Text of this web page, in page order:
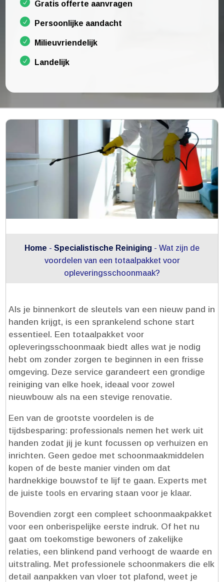
Gratis offerte aanvragen
Persoonlijke aandacht
Milieuvriendelijk
Landelijk
Home - Specialistische Reiniging - Wat zijn de
voordelen van een totaalpakket voor
opleveringsschoonmaak?
Als je binnenkort de sleutels van een nieuw pand in
handen krijgt, is een sprankelend schone start
essentieel.​ Een totaalpakket voor
opleveringsschoonmaak biedt alles wat je nodig
hebt om zonder zorgen te beginnen in een frisse
omgeving.​ Deze service garandeert een grondige
reiniging van elke hoek, ideaal voor zowel
nieuwbouw als na een stevige renovatie.​
Een van de grootste voordelen is de
tijdsbesparing: professionals nemen het werk uit
handen zodat jij je kunt focussen op verhuizen en
inrichten.​ Geen gedoe met schoonmaakmiddelen
kopen of de beste manier vinden om dat
hardnekkige bouwstof te lijf te gaan.​ Experts met
de juiste tools en ervaring staan voor je klaar.​
Bovendien zorgt een compleet schoonmaakpakket
voor een onberispelijke eerste indruk.​ Of het nu
gaat om toekomstige bewoners of zakelijke
relaties, een blinkend pand verhoogt de waarde en
uitstraling.​ Met professionele schoonmakers die elk
detail aanpakken van vloer tot plafond, weet je